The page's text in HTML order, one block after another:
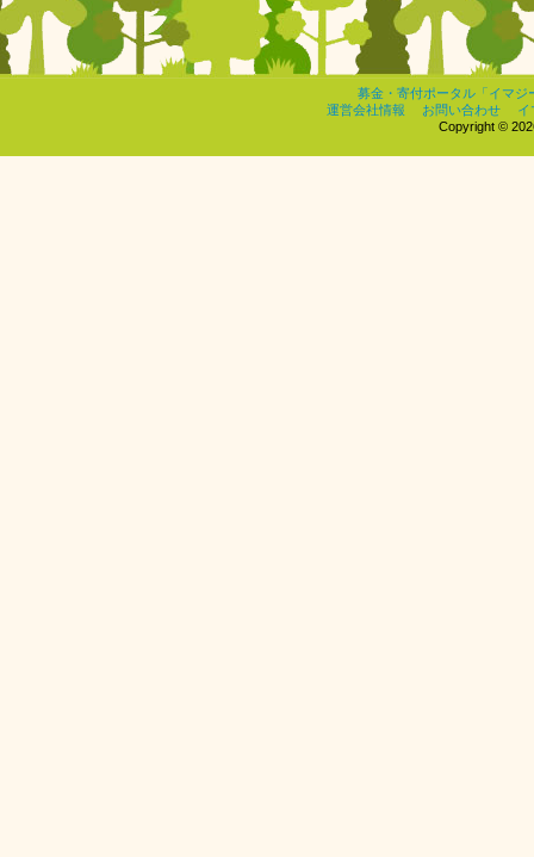
募金・寄付ポータル「イマジ
運営会社情報
お問い合わせ
イ
Copyright ©